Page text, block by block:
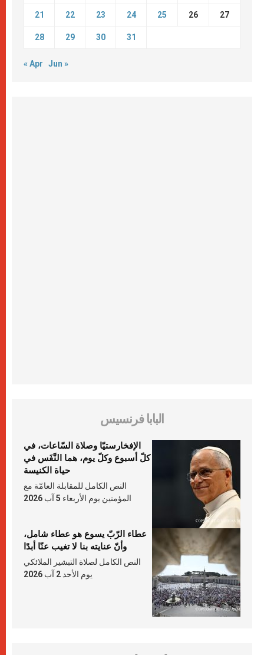
21 22 23 24 25 26 27
28 29 30 31
« Apr Jun »
البابا فرنسيس
الإفخارستيّا وصلاة السّاعات، في
كلّ أسبوع وكلّ يوم، هما النَّفَس في
حياة الكنيسة
النص الكامل للمقابلة العامّة مع
المؤمنين يوم الأربعاء 5 آب 2026
عطاء الرّبّ يسوع هو عطاء شامل،
وأنّ عنايته بنا لا تغيب عنّا أبدًا
النص الكامل لصلاة التبشير الملائكي
يوم الأحد 2 آب 2026